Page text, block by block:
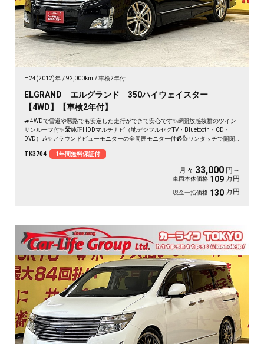
H24(2012)年 92,000km 車検2年付
ELGRAND エルグランド 350ハイウェイスター
【4WD】【車検2年付】
🚙4WDで雪道や悪路でも安定した走行ができて安心です✨🌈開放感抜群のツイン
サンルーフ付✨🛣️純正HDDマルチナビ（地デジフルセグTV・Bluetooth・CD・
DVD）🎶✨アラウンドビューモニターの全周囲モニター付📹👍ワンタッチで開閉
レザーシート+助手席&二列目オットマン付きキャプテンシートの豪華な7人乗り
モデル😍💡夜間でも明るいHIDヘッドライト&フォグランプ✨納車時に社外16イン
TK3704 1年間無料保証付
月々 33,000 円～
車両本体価格 109 万円
現金一括価格 130 万円